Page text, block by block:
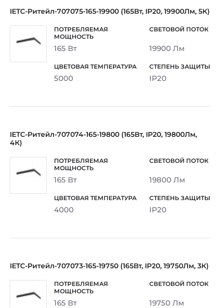
IETC-Ритейл-707075-165-19900 (165Вт, IP20, 19900Лм, 5К)
165 Вт 19900 Лм
5000 IP20
IETC-Ритейл-707074-165-19800 (165Вт, IP20, 19800Лм,
4К)
165 Вт 19800 Лм
4000 IP20
IETC-Ритейл-707073-165-19750 (165Вт, IP20, 19750Лм, 3К)
165 Вт 19750 Лм